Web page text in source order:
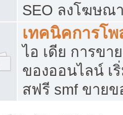
SEO ลงโฆษณ
เทคนิคการโ
ไอ เดีย การขา
ของออนไลน์ เ
สฟรี smf ขาย